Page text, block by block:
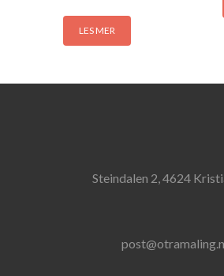
LES MER
Steindalen 2, 4624